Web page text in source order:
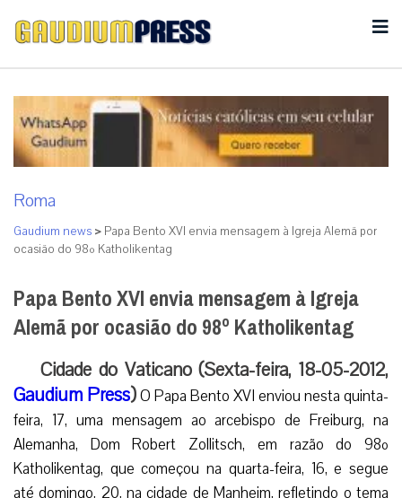
Roma
Gaudium news > Papa Bento XVI envia mensagem à Igreja Alemã por
ocasião do 98º Katholikentag
Papa Bento XVI envia mensagem à Igreja
Alemã por ocasião do 98º Katholikentag
Cidade do Vaticano (Sexta-feira, 18-05-2012,
Gaudium Press)O Papa Bento XVI enviou nesta quinta-
feira, 17, uma mensagem ao arcebispo de Freiburg, na
Alemanha, Dom Robert Zollitsch, em razão do 98º
Katholikentag, que começou na quarta-feira, 16, e segue
até domingo, 20, na cidade de Manheim, refletindo o tema